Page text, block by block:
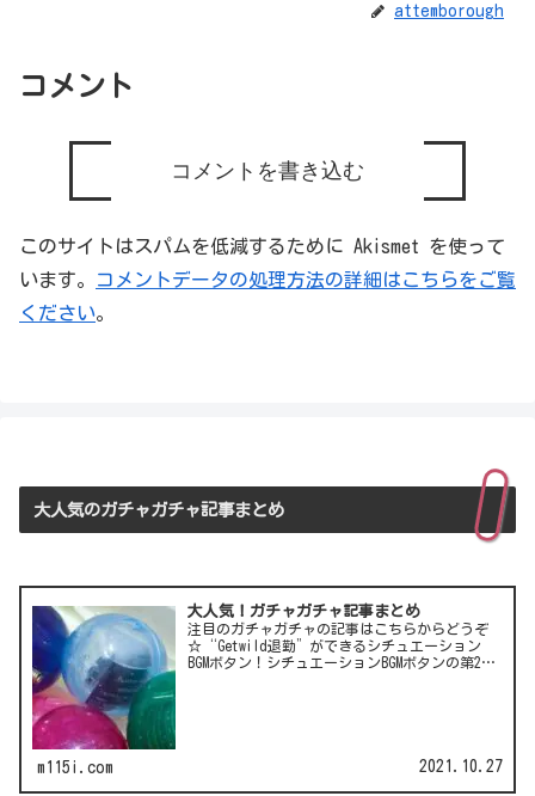
attemborough
コメント
コメントを書き込む
このサイトはスパムを低減するために Akismet を使って
います。
コメントデータの処理方法の詳細はこちらをご覧
ください。
大人気のガチャガチャ記事まとめ
大人気！ガチャガチャ記事まとめ
注目のガチャガチャの記事はこちらからどうぞ
☆“Getwild退勤”ができるシチュエーション
BGMボタン！シチュエーションBGMボタンの第2
m115i.com 2021.10.27